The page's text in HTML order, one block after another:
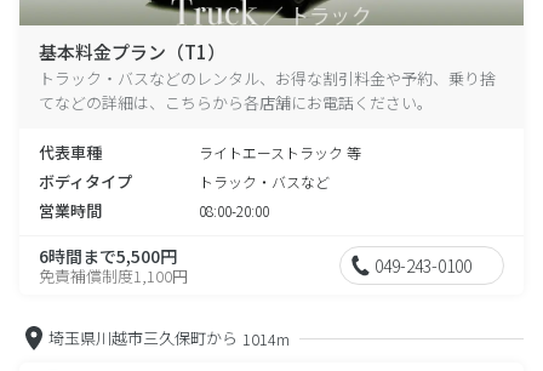
基本料金プラン（T1）
トラック・バスなどのレンタル、お得な割引料金や予約、乗り捨
てなどの詳細は、こちらから各店舗にお電話ください。
代表車種 ライトエーストラック 等
ボディタイプ トラック・バスなど
営業時間 08:00-20:00
6時間まで5,500円
免責補償制度1,100円 049-243-0100
埼玉県川越市三久保町から 1014m